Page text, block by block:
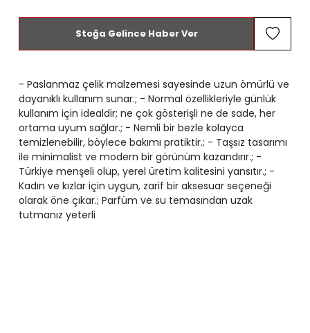
- Paslanmaz çelik malzemesi sayesinde uzun ömürlü ve
dayanıklı kullanım sunar.; - Normal özellikleriyle günlük
kullanım için idealdir; ne çok gösterişli ne de sade, her
ortama uyum sağlar.; - Nemli bir bezle kolayca
temizlenebilir, böylece bakımı pratiktir.; - Taşsız tasarımı
ile minimalist ve modern bir görünüm kazandırır.; -
Türkiye menşeli olup, yerel üretim kalitesini yansıtır.; -
Kadın ve kızlar için uygun, zarif bir aksesuar seçeneği
olarak öne çıkar.; Parfüm ve su temasından uzak
tutmanız yeterli
Stoğa Gelince Haber Ver